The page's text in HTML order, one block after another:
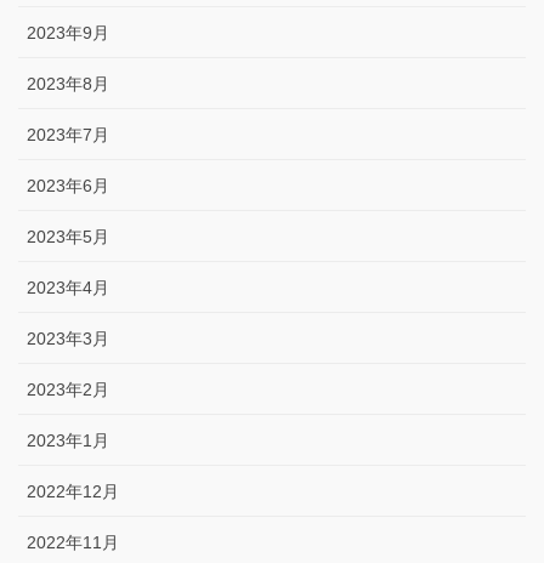
2023年9月
2023年8月
2023年7月
2023年6月
2023年5月
2023年4月
2023年3月
2023年2月
2023年1月
2022年12月
2022年11月